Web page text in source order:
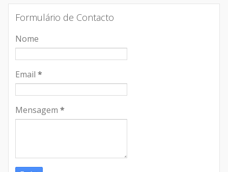
Formulário de Contacto
Nome
Email *
Mensagem *